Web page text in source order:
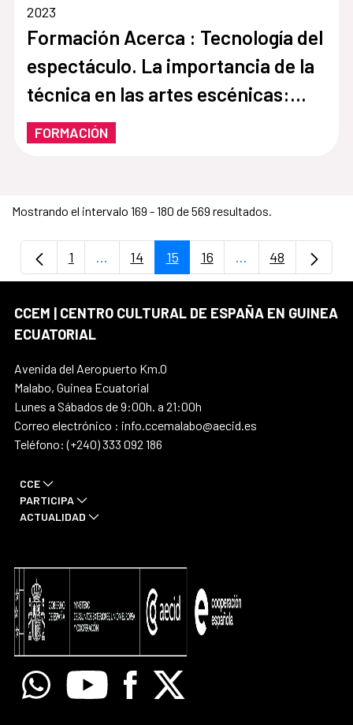
2023
Formación Acerca : Tecnología del
espectáculo. La importancia de la
técnica en las artes escénicas:
Iluminación, sonido y video.
FORMACIÓN
Mostrando el intervalo 169 - 180 de 569 resultados.
Página
1 ...Páginas intermedias Use TAB para
Página
14 Página
15 Página
16 ...PáginasPágina
48
CCEM | CENTRO CULTURAL DE ESPAÑA EN GUINEA
ECUATORIAL
Avenida del Aeropuerto Km.0
Malabo, Guinea Ecuatorial
Lunes a Sábados de 9:00h. a 21:00h
Correo electrónico : info.ccemalabo@aecid.es
Teléfono: (+240) 333 092 186
CCE
PARTICIPA
ACTUALIDAD
WhatsappYoutube Facebook
X